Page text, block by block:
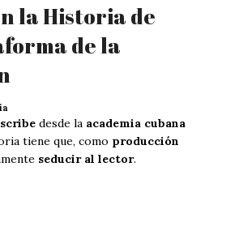
la Historia de
de la
desde la academia cubana
tiene que, como producción
seducir al lector.